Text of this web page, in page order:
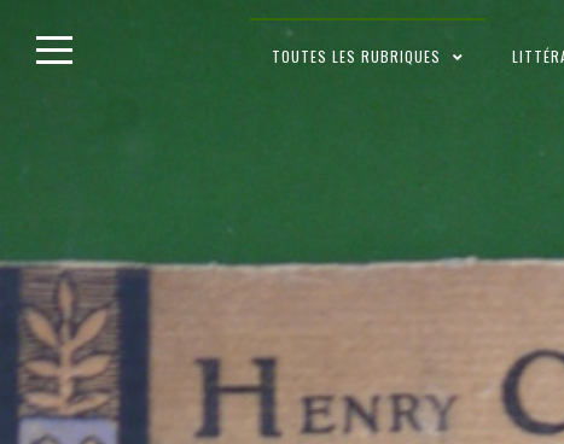
TOUTES LES RUBRIQUES